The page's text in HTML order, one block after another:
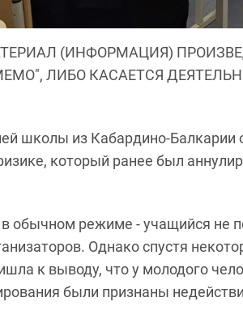
(ИНФОРМАЦИЯ)
ЛИБО КАСАЕТСЯ
школы из Кабардино-Балкарии
который ранее был
обычном режиме - учащийся не
Однако спустя
к выводу, что у молодого
были признаны